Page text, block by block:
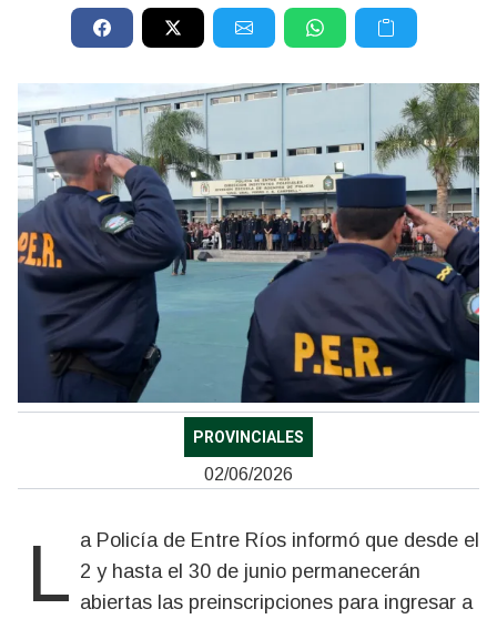
PROVINCIALES
02/06/2026
La Policía de Entre Ríos informó que desde el 2 y hasta el 30 de junio permanecerán
abiertas las preinscripciones para ingresar a